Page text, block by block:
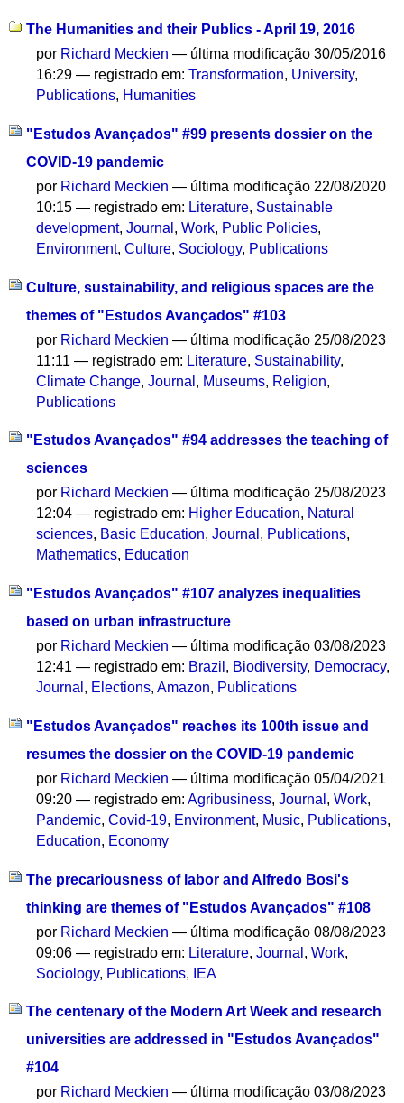
The Humanities and their Publics - April 19, 2016
por Richard Meckien — última modificação 30/05/2016
16:29— registrado em:Transformation, University,
Publications, Humanities
"Estudos Avançados" #99 presents dossier on the
COVID-19 pandemic
por Richard Meckien — última modificação 22/08/2020
10:15— registrado em: Literature, Sustainable
development,Journal ,Work, Public Policies,
Environment,Culture, Sociology, Publications
Culture, sustainability, and religious spaces are the
themes of "Estudos Avançados" #103
por Richard Meckien — última modificação 25/08/2023
11:11— registrado em: Literature, Sustainability,
Climate Change,Journal , Museums, Religion,
Publications
"Estudos Avançados" #94 addresses the teaching of
sciences
por Richard Meckien — última modificação 25/08/2023
12:04— registrado em: Higher Education, Natural
sciences, Basic Education,Journal , Publications,
Mathematics, Education
"Estudos Avançados" #107 analyzes inequalities
based on urban infrastructure
por Richard Meckien — última modificação 03/08/2023
12:41— registrado em: Brazil , Biodiversity, Democracy,
Journal , Elections,Amazon, Publications
"Estudos Avançados" reaches its 100th issue and
resumes the dossier on the COVID-19 pandemic
por Richard Meckien — última modificação 05/04/2021
09:20— registrado em:Agribusiness,Journal ,Work,
Pandemic,Covid-19, Environment, Music, Publications,
Education, Economy
The precariousness of labor and Alfredo Bosi's
thinking are themes of "Estudos Avançados" #108
por Richard Meckien — última modificação 08/08/2023
09:06— registrado em: Literature,Journal ,Work,
Sociology, Publications, IEA
The centenary of the Modern Art Week and research
universities are addressed in "Estudos Avançados"
#104
por Richard Meckien — última modificação 03/08/2023